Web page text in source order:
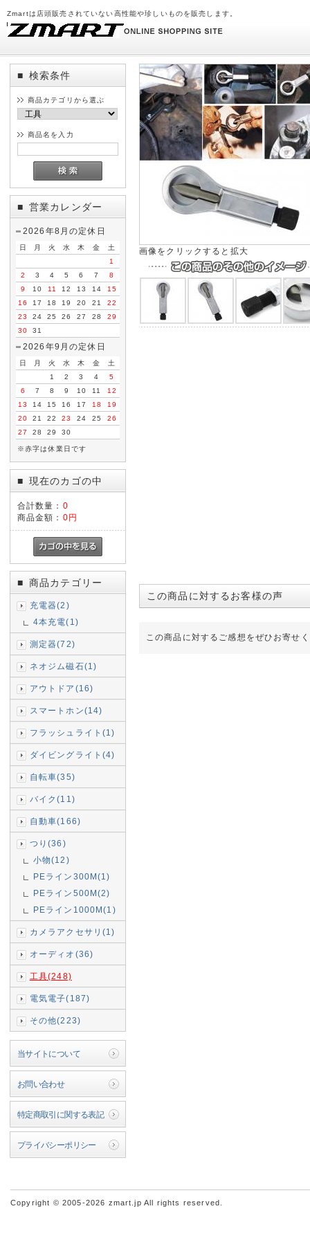
Zmartは店頭販売されていない高性能や珍しいものを販売します。
■ 検索条件
商品カテゴリから選ぶ
商品名を入力
■ 営業カレンダー
2026年8月の定休日
日 月 火 水 木 金
土
1
2
3 4 5 6 7
8
9
10 11 12 13 14
15
16
17 18 19 20 21
22
23
24 25 26 27 28
29
30
31
2026年9月の定休日
日 月 火 水 木 金
土
1
2 3 4
5
6
7 8 9 10 11
12
13
14 15 16 17 18
19
20
21 22 23 24 25
26
27
28 29 30
※赤字は休業日です
■ 現在のカゴの中
合計数量： 0
商品金額： 0円
■ 商品カテゴリー
充電器(2)
4本充電(1)
測定器(72)
ネオジム磁石(1)
アウトドア(16)
スマートホン(14)
フラッシュライト(1)
ダイビングライト(4)
自転車(35)
バイク(11)
自動車(166)
つり(36)
小物(12)
PEライン300M(1)
PEライン500M(2)
PEライン1000M(1)
カメラアクセサリ(1)
オーディオ(36)
工具(248)
電気電子(187)
その他(223)
当サイトについて
お問い合わせ
特定商取引に関する表記
プライバシーポリシー
画像をクリックすると拡大
この商品に対するお客様の声
この商品に対するご感想をぜひお寄せ
Copyright © 2005-2026 zmart.jp All rights reserved.